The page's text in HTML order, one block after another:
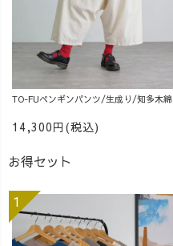
TO-FUペンギンパンツ/生成り/知多木綿
14,300円(税込)
お得セット